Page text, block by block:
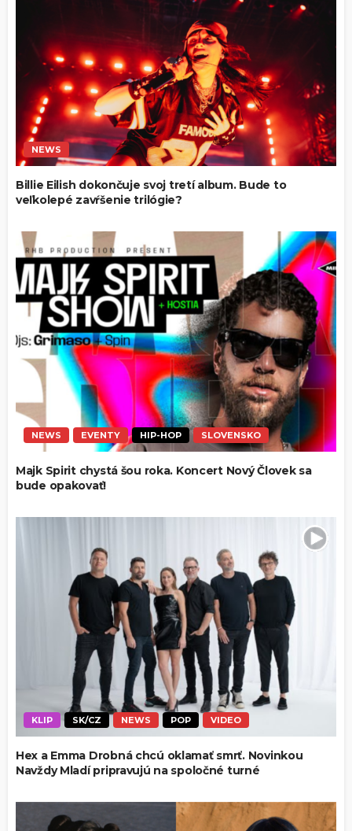
NEWS
Billie Eilish dokončuje svoj tretí album. Bude to
veľkolepé zavŕšenie trilógie?
NEWS EVENTY HIP-HOP SLOVENSKO
Majk Spirit chystá šou roka. Koncert Nový Človek sa
bude opakovať!
KLIP SK/CZ NEWS POP VIDEO
Hex a Emma Drobná chcú oklamať smrť. Novinkou
Navždy Mladí pripravujú na spoločné turné